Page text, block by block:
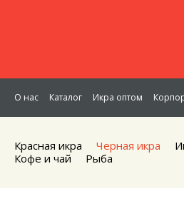
О нас Каталог Икра оптом
Красная икра Черная икра
Кофе и чай
Рыба